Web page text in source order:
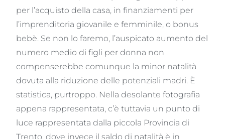
per l’acquisto della casa, in finanziamenti per
l’imprenditoria giovanile e femminile, o bonus
bebè. Se non lo faremo, l’auspicato aumento del
numero medio di figli per donna non
compenserebbe comunque la minor natalità
dovuta alla riduzione delle potenziali madri. È
statistica, purtroppo. Nella desolante fotografia
appena rappresentata, c’è tuttavia un punto di
luce rappresentata dalla piccola Provincia di
Trento, dove invece il saldo di natalità è in